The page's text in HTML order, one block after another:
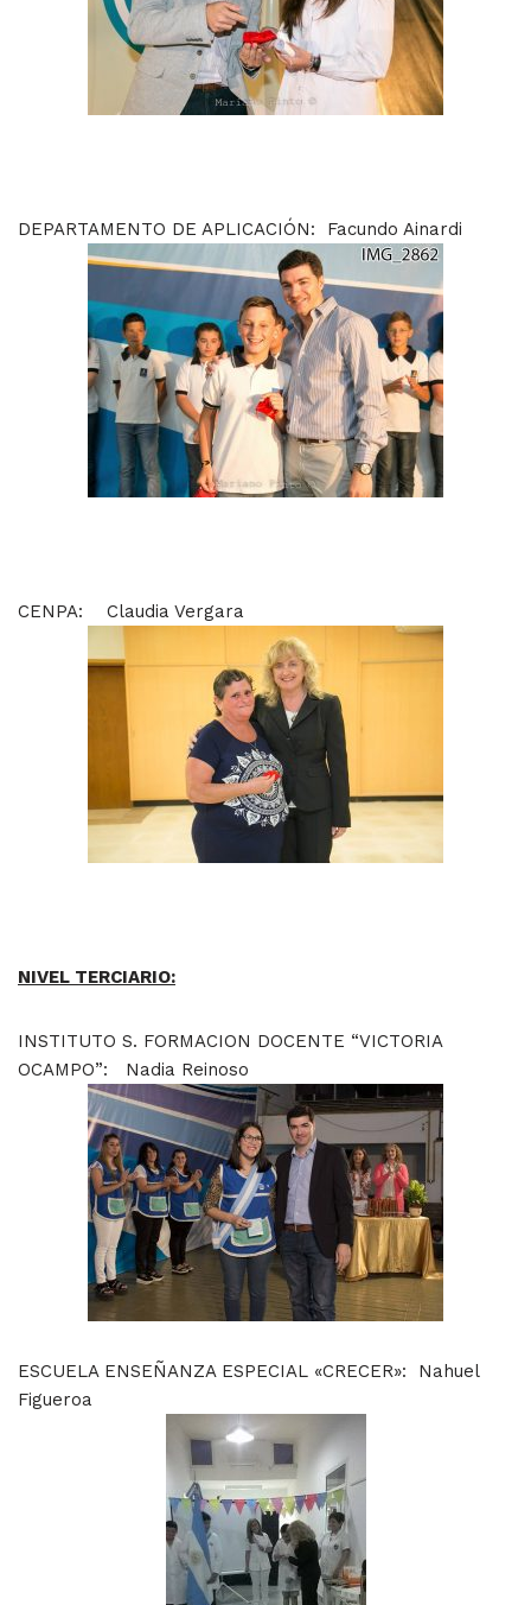
DEPARTAMENTO DE APLICACIÓN: Facundo Ainardi
CENPA: Claudia Vergara
NIVEL TERCIARIO:
INSTITUTO S. FORMACION DOCENTE “VICTORIA
OCAMPO”: Nadia Reinoso
ESCUELA ENSEÑANZA ESPECIAL «CRECER»: Nahuel
Figueroa